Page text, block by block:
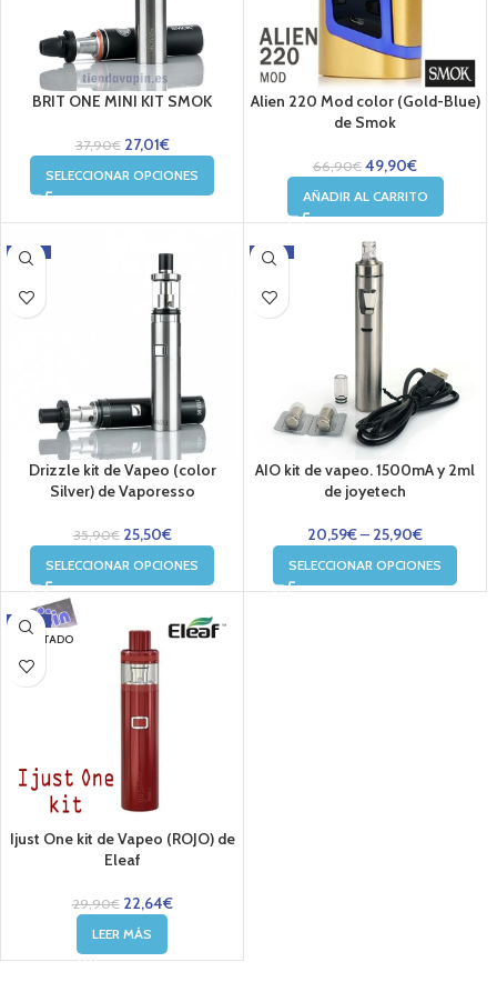
BRIT ONE MINI KIT SMOK
37,90€ 27,01€
SELECCIONAR OPCIONES
Alien 220 Mod color (Gold-Blue)
de Smok
66,90€ 49,90€
AÑADIR AL CARRITO
-29%
Drizzle kit de Vapeo (color
Silver) de Vaporesso
35,90€ 25,50€
SELECCIONAR OPCIONES
-39%
AIO kit de vapeo. 1500mA y 2ml
de joyetech
20,59€– 25,90€
SELECCIONAR OPCIONES
-24%
AGOTADO
Ijust One kit de Vapeo (ROJO) de
Eleaf
29,90€ 22,64€
LEER MÁS